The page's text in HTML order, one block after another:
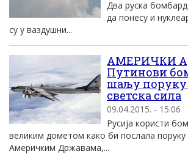
Два руска
да понесу и
су у ваздушни...
АМЕРИЧКИ
Путинови
шаљу поруку
светска сила
09.04.2015. - 15:06
Русија користи
великим дометом како би послала
Америчким Државама,...